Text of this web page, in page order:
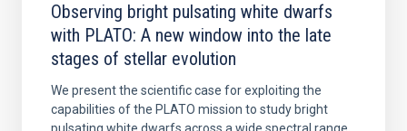
Observing bright pulsating white dwarfs
with PLATO: A new window into the late
stages of stellar evolution
We present the scientific case for exploiting the
capabilities of the PLATO mission to study bright